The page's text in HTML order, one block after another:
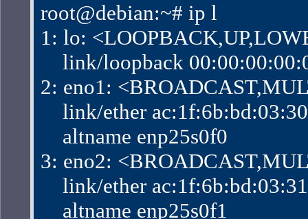
root@debian:~# ip l
1: lo:
link/loopback
2: eno1:
link/ether
altname enp25s0f0
3: eno2:
link/ether
altname enp25s0f1